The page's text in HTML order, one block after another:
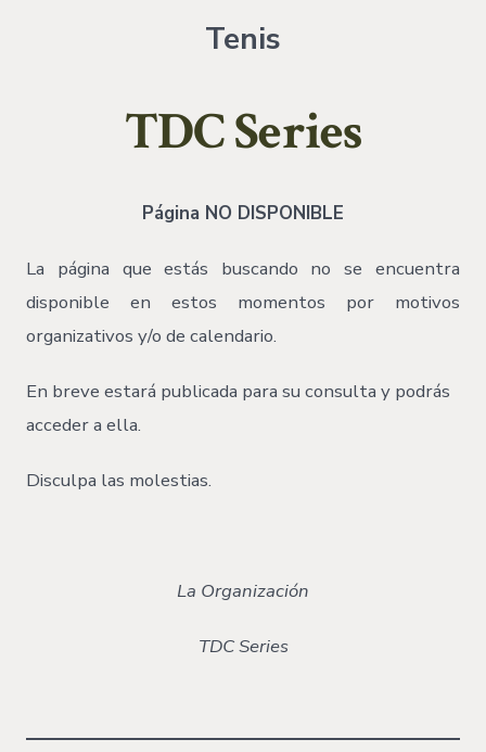
Tenis
TDC Series
Página NO DISPONIBLE
La página que estás buscando no se encuentra
disponible en estos momentos por motivos
organizativos y/o de calendario.
En breve estará publicada para su consulta y podrás
acceder a ella.
Disculpa las molestias.
La Organización
TDC Series